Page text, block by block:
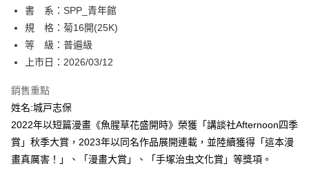
３．安心：先確認商品／服務後，再付款。
【「AFTEE先享後付」結帳流程】
１．於結帳方式選擇「AFTEE先享後付」後，將跳轉至「AFTEE先享後付」
結帳頁面，進行簡訊認證並確認金額後，即可完成結帳。
２．訂單成立數日內，您將收到繳費通知簡訊。
ATM／網路銀行／等多元方式進行付款，方視為交易完成。
※ 請注意：結帳手續完成當下不需立刻繳費，但若您需要取消訂單，請聯絡
購買商品的店家。未經商家同意取消之訂單仍視為有效，需透過AFTEE先享
後付繳納相關費用。
※ 交易是否成功請以「AFTEE先享後付 」之結帳頁面顯示為準，若有關於
是否繳費成功／繳費後需取消欲退款等相關疑問，請聯繫「AFTEE先享後付
全家取貨付款
每筆NT$80，滿NT$500(含以上)免運費
付款後全家取貨
每筆NT$80，滿NT$500(含以上)免運費
付款後萊爾富取貨
每筆NT$80，滿NT$500(含以上)免運費
書 系：SPP_青年館
規 格：菊16開(25K)
等 級：普遍級
上市日：2026/03/12
銷售重點
姓名:城戸志保
2022年以短篇漫畫《魚腥草花盛開時》榮獲「講談社Afternoon四季
賞」秋季大賞，2023年以同名作品展開連載，並陸續獲得「這本漫
畫真厲害！」、「漫畫大賞」、「手塚治虫文化賞」等獎項。